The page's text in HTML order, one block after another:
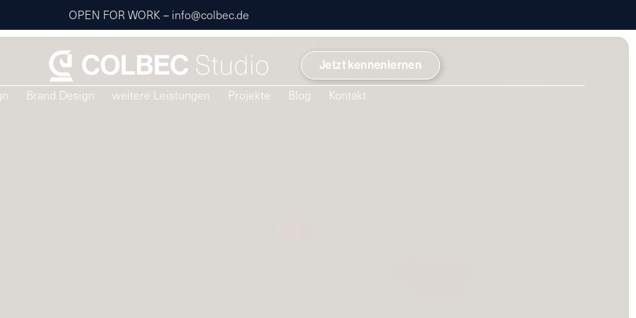
OPEN FOR WORK – info@colbec.de
Jetzt kennenlernen
Brand Design weitere Leistungen Projekte Blog Kontakt